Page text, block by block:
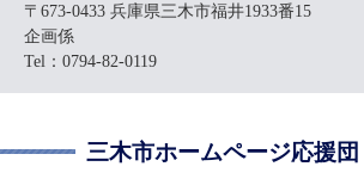
〒673-0433 兵庫県三木市福井1933番15
企画係
Tel：0794-82-0119
三木市ホームページ応援団